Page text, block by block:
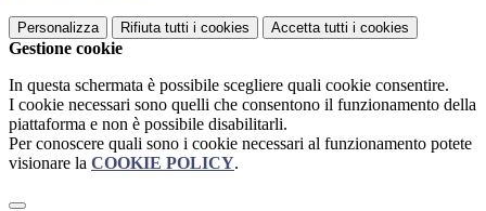
Personalizza Rifiuta tutti i cookies Accetta tutti i cookies
Gestione cookie
In questa schermata è possibile scegliere quali cookie consentire.
I cookie necessari sono quelli che consentono il funzionamento della
piattaforma e non è possibile disabilitarli.
Per conoscere quali sono i cookie necessari al funzionamento potete
visionare la COOKIE POLICY.